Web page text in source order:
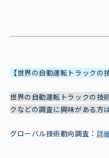
【世界の自動運転トラックの
世界の自動運転トラックの技
クなどの調査に興味がある方
グローバル技術動向調査： 詳